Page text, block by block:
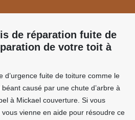
de réparation fuite de
de votre toit à
d’urgence fuite de toiture comme le
causé par une chute d’arbre à
à Mickael couverture. Si vous
vous vienne en aide pour résoudre ce